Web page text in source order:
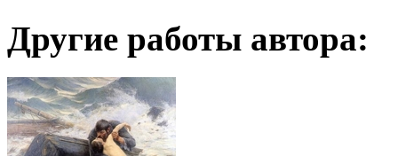
Другие работы автора: